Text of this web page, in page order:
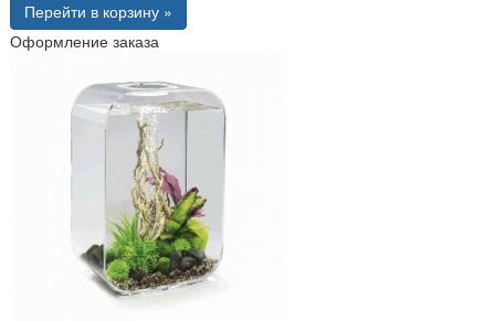
Перейти в корзину »
Оформление заказа